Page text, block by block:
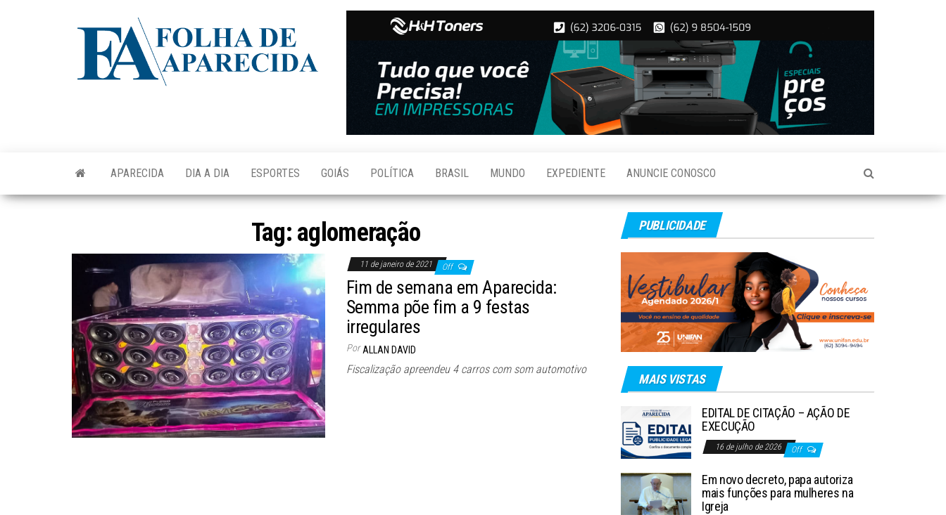
Aparecida
APARECIDA DIA A DIA ESPORTES GOIÁS POLÍTICA BRASIL MUNDO EXPEDIENTE ANUNCIE CONOSCO
Tag: aglomeração
11 de janeiro de 2021 Off
Fim de semana em Aparecida:
Semma põe fim a 9 festas
irregulares
Por ALLAN DAVID
Fiscalização apreendeu 4 carros com som automotivo
PUBLICIDADE
MAIS VISTAS
EDITAL DE CITAÇÃO – AÇÃO DE
EXECUÇÃO
16 de julho de 2026 Off
Em novo decreto, papa autoriza
mais funções para mulheres na
Igreja